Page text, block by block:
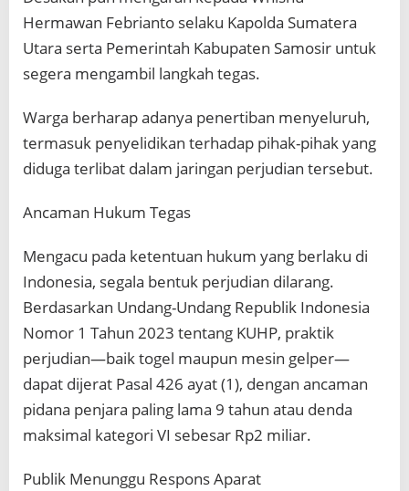
Hermawan Febrianto selaku Kapolda Sumatera
Utara serta Pemerintah Kabupaten Samosir untuk
segera mengambil langkah tegas.
Warga berharap adanya penertiban menyeluruh,
termasuk penyelidikan terhadap pihak-pihak yang
diduga terlibat dalam jaringan perjudian tersebut.
Ancaman Hukum Tegas
Mengacu pada ketentuan hukum yang berlaku di
Indonesia, segala bentuk perjudian dilarang.
Berdasarkan Undang-Undang Republik Indonesia
Nomor 1 Tahun 2023 tentang KUHP, praktik
perjudian—baik togel maupun mesin gelper—
dapat dijerat Pasal 426 ayat (1), dengan ancaman
pidana penjara paling lama 9 tahun atau denda
maksimal kategori VI sebesar Rp2 miliar.
Publik Menunggu Respons Aparat